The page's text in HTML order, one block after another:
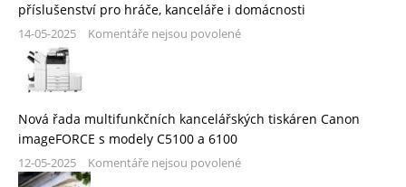
příslušenství pro hráče, kanceláře i domácnosti
14-05-2025 Komentáře nejsou povolené
Nová řada multifunkčních kancelářských tiskáren Canon
imageFORCE s modely C5100 a 6100
12-05-2025 Komentáře nejsou povolené